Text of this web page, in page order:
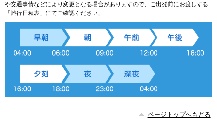
や交通事情などにより変更となる場合がありますので、ご出発前にお渡しする
「旅行日程表」にてご確認ください。
ページトップへもどる